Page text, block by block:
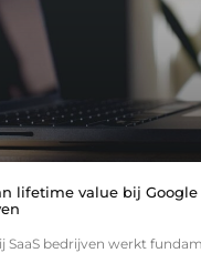
lifetime value bij Google
SaaS bedrijven werkt